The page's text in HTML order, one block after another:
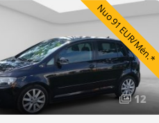
Nuo 91 EUR/Mėn.*
12